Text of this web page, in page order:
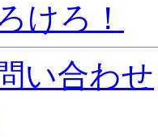
けろ！
い合わせ